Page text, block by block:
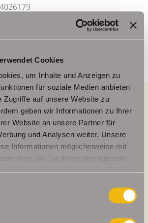
Cookies
um Inhalte und Anzeigen zu
für soziale Medien anbieten
Zugriffe auf unsere Website zu
geben wir Informationen zu Ihrer
Website an unsere Partner für
und Analysen weiter. Unsere
Informationen möglicherweise mit
die Sie ihnen bereitgestellt
(Verbrauchsausweis)